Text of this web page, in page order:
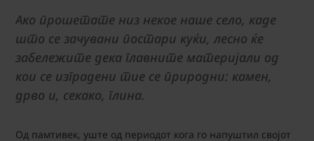
Ако прошетате низ некое наше село, каде
што се зачувани постари куќи, лесно ќе
забележите дека главните материјали од
кои се изградени тие се природни: камен,
дрво и, секако, глина.
Од памтивек, уште од периодот кога го напуштил својот